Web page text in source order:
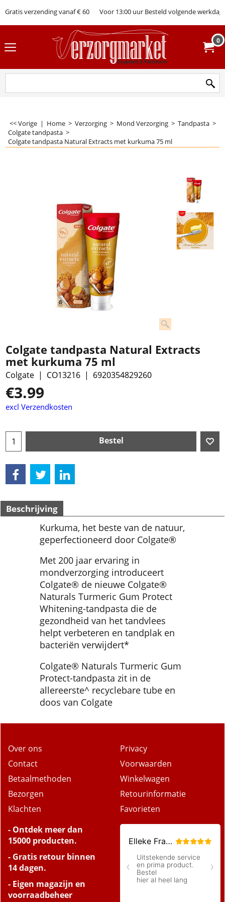
Gratis verzending vanaf € 60 Voor 13:00 uur Besteld volgende werkdag
0
<< Vorige | Home > Verzorging > Mond Verzorging > Tandpasta >
Colgate tandpasta >
Colgate tandpasta Natural Extracts met kurkuma 75 ml
Colgate tandpasta Natural Extracts
met kurkuma 75 ml
Colgate CO13216 6920354829260
€3.99
excl Verzendkosten
Bestel
Beschrijving
Kurkuma, het beste van de natuur,
geperfectioneerd door Colgate®
Met 200 jaar ervaring in
mondverzorging introduceert
Colgate® de nieuwe Colgate®
Naturals Turmeric Gum Protect
Whitening-tandpasta die de
gezondheid van het tandvlees
helpt verbeteren en tandplak en
bacteriën verwijdert*
Colgate® Naturals Turmeric Gum
Protect-tandpasta zit in de
allereerste^ recyclebare tube en
doos van Colgate
Over ons
Contact
Betaalmethoden
Bezorgen
Klachten
Privacy
Voorwaarden
Winkelwagen
Retourinformatie
Favorieten
- Ontdek meer dan
15000 producten.
- Gratis retour binnen
14 dagen.
- Eigen magazijn en
voorraadbeheer